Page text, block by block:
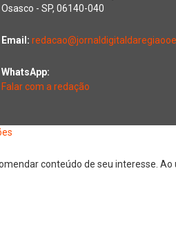
Osasco - SP, 06140-040
Email:
WhatsApp:
Falar com a redação
conteúdo de seu interesse. Ao